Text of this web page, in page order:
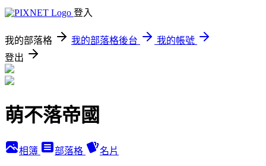
登入
我的部落格 我的部落格後台
我的帳號
登出
萌不落帝國
相簿 部落格 名片